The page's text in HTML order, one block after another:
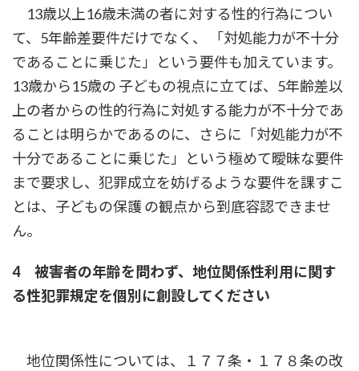
13歳以上16歳未満の者に対する性的行為につい
て、5年齢差要件だけでなく、 「対処能力が不十分
であることに乗じた」という要件も加えています。
13歳から15歳の 子どもの視点に立てば、5年齢差以
上の者からの性的行為に対処する能力が不十分であ
ることは明らかであるのに、さらに「対処能力が不
十分であることに乗じた」という極めて曖昧な要件
まで要求し、犯罪成立を妨げるような要件を課すこ
とは、子どもの保護 の観点から到底容認できませ
ん。
4 被害者の年齢を問わず、地位関係性利用に関す
る性犯罪規定を個別に創設してください
地位関係性については、１７７条・１７８条の改